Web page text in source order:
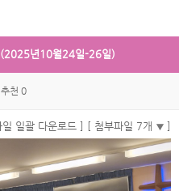
(2025년10월24일-26일)
추천 0
일 일괄 다운로드 ] [ 첨부파일 7개 ]